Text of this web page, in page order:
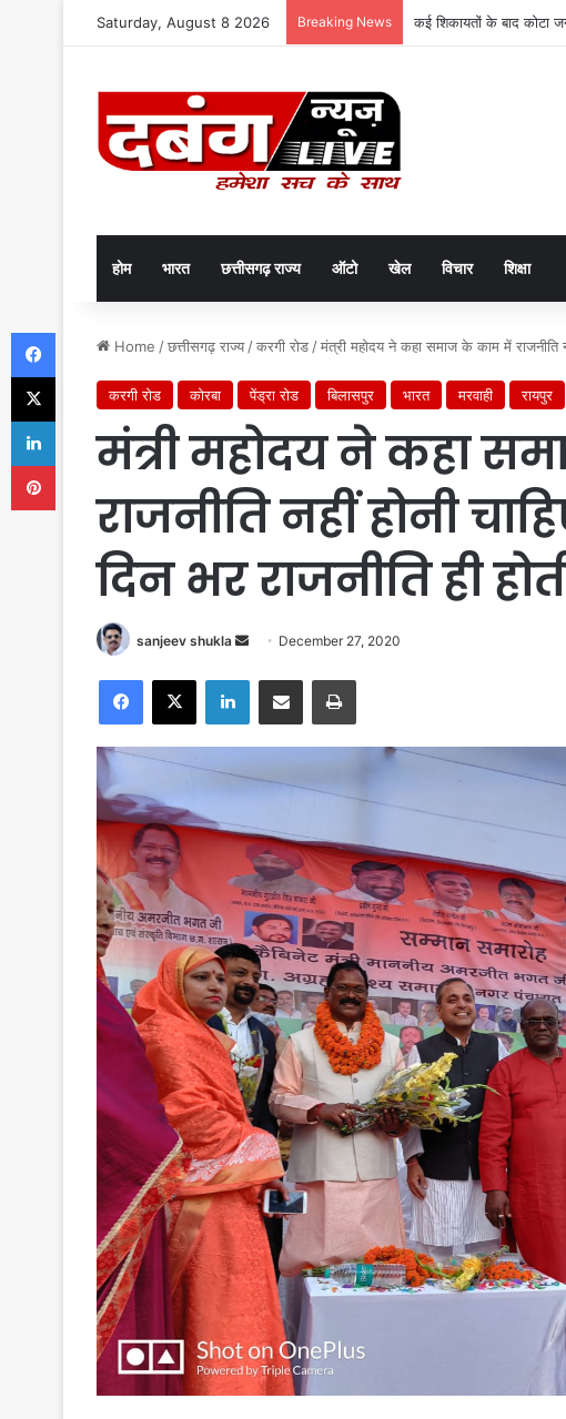
Saturday, August 8 2026 Breaking News चोरों के हौसले बुलंद भरी
होम भारत छत्तीसगढ़ राज्य ऑटो खेल विचार शिक्षा
Home /छत्तीसगढ़ राज्य /करगी रोड /मंत्री महोदय ने कहा समाज के काम में राजनीति
करगी रोड कोरबा पेंड्रा रोड बिलासपुर भारत मरवाही रायपुर
मंत्री महोदय ने कहा
राजनीति नहीं होनी
दिन भर राजनीति ही
sanjeev shukla
Send
email
December 27, 2020
Facebook
X LinkedInShare via Email Print
Facebook
X
LinkedIn
Pinterest